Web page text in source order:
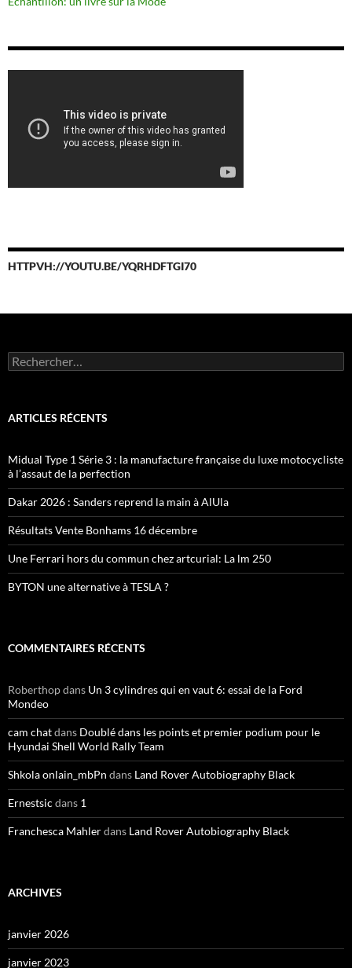
HTTPVH://YOUTU.BE/YQRHDFTGI70
Rechercher :
ARTICLES RÉCENTS
Midual Type 1 Série 3 : la manufacture française du luxe motocycliste
à l’assaut de la perfection
Dakar 2026 : Sanders reprend la main à AlUla
Résultats Vente Bonhams 16 décembre
Une Ferrari hors du commun chez artcurial: La lm 250
BYTON une alternative à TESLA ?
COMMENTAIRES RÉCENTS
Roberthopdans Un 3 cylindres qui en vaut 6: essai de la Ford
Mondeo
cam chatdans Doublé dans les points et premier podium pour le
Hyundai Shell World Rally Team
Shkola onlain_mbPn dans Land Rover Autobiography Black
Ernestsic dans 1
Franchesca Mahlerdans Land Rover Autobiography Black
ARCHIVES
janvier 2026
janvier 2023